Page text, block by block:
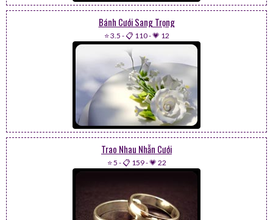
Bánh Cưới Sang Trọng
⭐ 3.5 -📋 110-💗 12
Trao Nhau Nhẫn Cưới
⭐ 5 -📋 159-💗 22